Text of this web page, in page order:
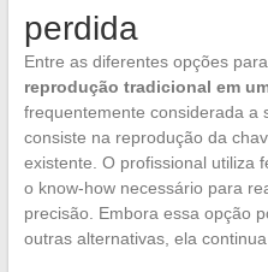
perdida
Entre as diferentes opções
reprodução tradicional em
frequentemente considerada a
consiste na reprodução da
existente. O profissional utiliza
o know-how necessário para
precisão. Embora essa opção
outras alternativas, ela